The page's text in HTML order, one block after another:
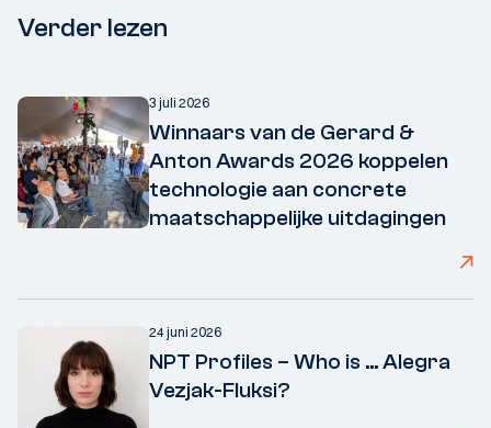
Verder lezen
3 juli 2026
Winnaars van de Gerard &
Anton Awards 2026 koppelen
technologie aan concrete
maatschappelijke uitdagingen
24 juni 2026
NPT Profiles – Who is ... Alegra
Vezjak-Fluksi?